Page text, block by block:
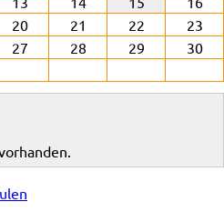
20 21 22
23
27 28 29
30